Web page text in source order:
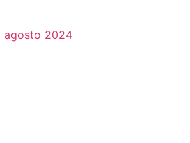
agosto 2024